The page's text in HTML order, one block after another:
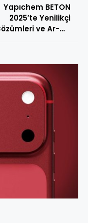
Yapıchem BETON
2025’te Yenilikçi
ve Ar-Ge